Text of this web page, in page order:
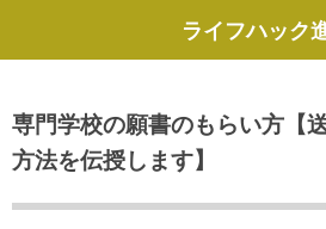
ライフハック
専門学校の願書のもらい方【
方法を伝授します】